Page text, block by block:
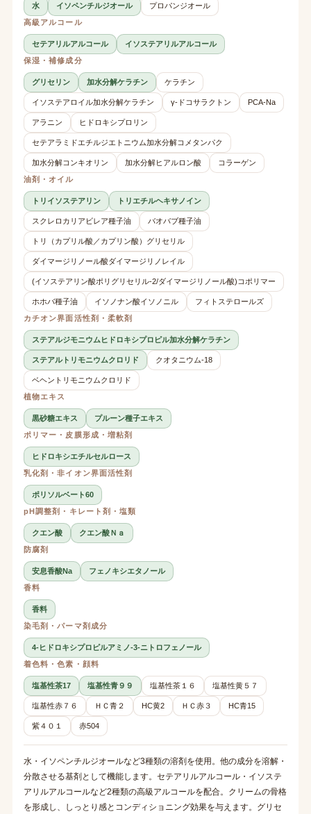
水 イソペンチルジオール
プロパンジオール
高級アルコール
セテアリルアルコール
イソステアリルアルコール
保湿・補修成分
グリセリン 加水分解ケラチン ケラチン
イソステアロイル加水分解ケラチン γ-ドコサラクトン PCA-Na
アラニン ヒドロキシプロリン
セテアラミドエチルジエトニウム加水分解コメタンパク
加水分解コンキオリン 加水分解ヒアルロン酸
コラーゲン
油剤・オイル
トリイソステアリン トリエチルヘキサノイン
スクレロカリアビレア種子油 バオバブ種子油
トリ（カプリル酸／カプリン酸）グリセリル
ダイマージリノール酸ダイマージリノレイル
(イソステアリン酸ポリグリセリル-2/ダイマージリノール酸)コポリマー
ホホバ種子油 イソノナン酸イソノニル
フィトステロールズ
カチオン界面活性剤・柔軟剤
ステアルジモニウムヒドロキシプロピル加水分解ケラチン
ステアルトリモニウムクロリド クオタニウム-18
ベヘントリモニウムクロリド
植物エキス
黒砂糖エキス
プルーン種子エキス
ポリマー・皮膜形成・増粘剤
ヒドロキシエチルセルロース
乳化剤・非イオン界面活性剤
ポリソルベート60
pH調整剤・キレート剤・塩類
クエン酸
クエン酸Ｎａ
防腐剤
安息香酸Na
フェノキシエタノール
香料
香料
染毛剤・パーマ剤成分
4-ヒドロキシプロピルアミノ-3-ニトロフェノール
着色料・色素・顔料
塩基性茶17 塩基性青９９ 塩基性茶１６ 塩基性黄５７
塩基性赤７６ ＨＣ青２ HC黄2 ＨＣ赤３ HC青15
紫４０１ 赤504
水・イソペンチルジオールなど3種類の溶剤を使用。他の成分を溶解・
分散させる基剤として機能します。セテアリルアルコール・イソステ
アリルアルコールなど2種類の高級アルコールを配合。クリームの骨格
を形成し、しっとり感とコンディショニング効果を与えます。グリセ